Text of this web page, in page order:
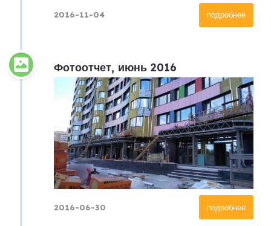
подробнее
2016-11-04
Фотоотчет, июнь 2016
подробнее
2016-06-30